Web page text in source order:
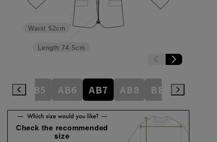
Length 74.5cm
Waist 52cm
AB5 AB6 AB7 AB8 BE3 BE4
Check the recommended
size